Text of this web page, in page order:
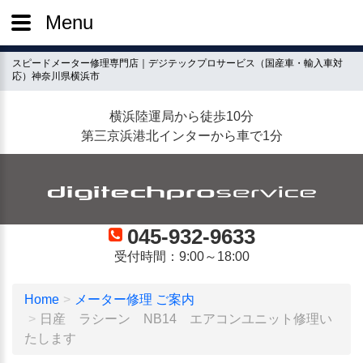
スピードメーター修理専門店｜デジテックプロサービス（国産車・輸入車対
応）神奈川県横浜市
横浜陸運局から徒歩10分
第三京浜港北インターから車で1分
045-932-9633
受付時間：9:00～18:00
Home
メーター修理 ご案内
日産 ラシーン NB14 エアコンユニット修理い
たします
Menu